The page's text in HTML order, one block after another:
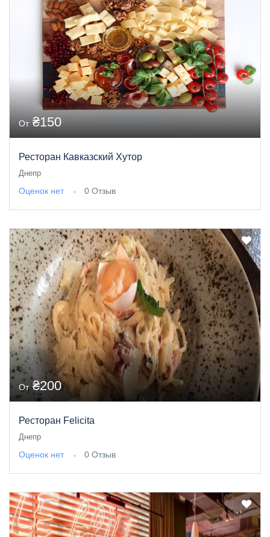
От₴150
Ресторан Кавказский Хутор
Днепр
Оценок нет 0 Отзыв
От₴200
Ресторан Felicita
Днепр
Оценок нет 0 Отзыв